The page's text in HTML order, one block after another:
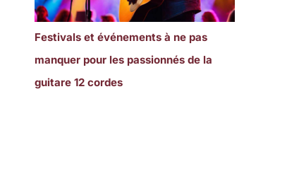
Festivals et événements à ne pas
manquer pour les passionnés de la
guitare 12 cordes